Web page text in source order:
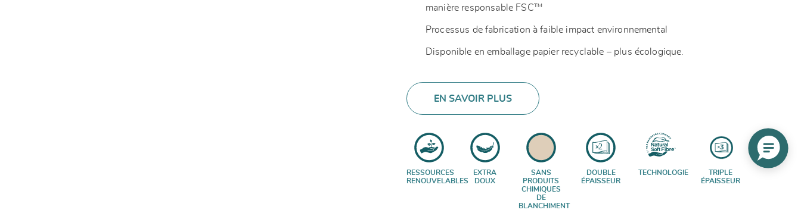
manière responsable FSC™
Processus de fabrication à faible impact environnemental
Disponible en emballage papier recyclable – plus écologique.
EN SAVOIR PLUS
RESSOURCES
RENOUVELABLES
EXTRA
DOUX
SANS
PRODUITS
CHIMIQUES
DE
BLANCHIMENT
DOUBLE
ÉPAISSEUR
TECHNOLOGIE
TRIPLE
ÉPAISSEUR